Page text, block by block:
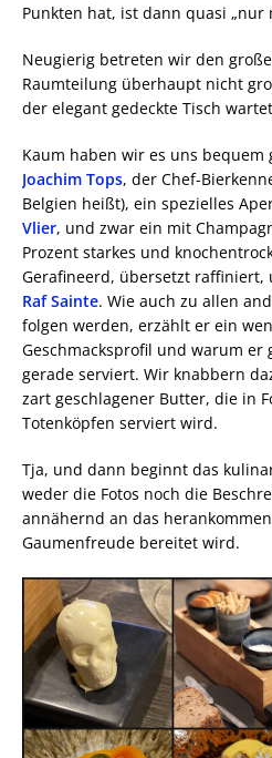
Punkten hat, ist dann quasi „nur
Neugierig betreten wir den
Raumteilung überhaupt nicht
der elegant gedeckte Tisch
Kaum haben wir es uns bequem
Joachim Tops, der Chef-
Belgien heißt), ein spezielles
Vlier, und zwar ein mit
Prozent starkes und
Gerafineerd, übersetzt raffiniert,
Raf Sainte. Wie auch zu allen
folgen werden, erzählt er ein
Geschmacksprofil und warum er
gerade serviert. Wir knabbern
zart geschlagener Butter, die in
Totenköpfen serviert wird.
Tja, und dann beginnt das
weder die Fotos noch die
annähernd an das
Gaumenfreude bereitet wird.